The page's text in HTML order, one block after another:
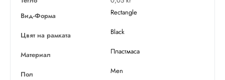
Вид-Форма
Rectangle
Цвят на рамката Black
Материал Пластмаса
Пол Men